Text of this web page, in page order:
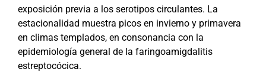
exposición previa a los serotipos circulantes. La
estacionalidad muestra picos en invierno y primavera
en climas templados, en consonancia con la
epidemiología general de la faringoamigdalitis
estreptocócica.